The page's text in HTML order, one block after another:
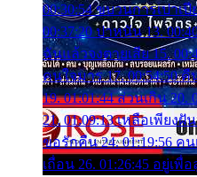
00:30:54 ขบวนการเปาเ
00:37:20 ปาหนัน 13.
ฉันแล้วจงตายเสีย 15.
คนใจมาร 17. 00:54:50
19. 01:01:44 ส่วนเกิน
21. 01:09:13 เหลือเพียงฝั
ขอรักคืน 24. 01:19:56 ค
เถื่อน 26. 01:26:45 อยู่เพื่อ